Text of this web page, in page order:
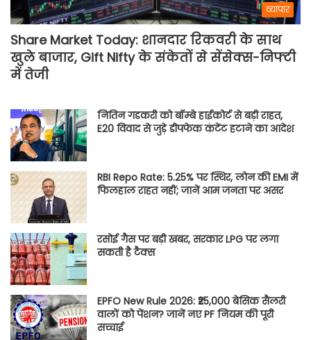
व्यापार
Share Market Today: शानदार रिकवरी के साथ
खुले बाजार, Gift Nifty के संकेतों से सेंसेक्स-निफ्टी
में तेजी
नितिन गडकरी को बॉम्बे हाईकोर्ट से बड़ी राहत,
E20 विवाद से जुड़े डीपफेक कंटेंट हटाने का आदेश
RBI Repo Rate: 5.25% पर स्थिर, लोन की EMI में
फिलहाल राहत नहीं; जानें आम जनता पर असर
रसोई गैस पर बड़ी खबर, सरकार LPG पर लगा
सकती है टैक्स
EPFO New Rule 2026: ₹25,000 बेसिक सैलरी
वालों को पेंशन? जानें नए PF नियम की पूरी
सच्चाई